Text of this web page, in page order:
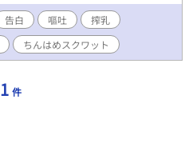
告白 嘔吐
搾乳
ちんはめスクワット
1 件